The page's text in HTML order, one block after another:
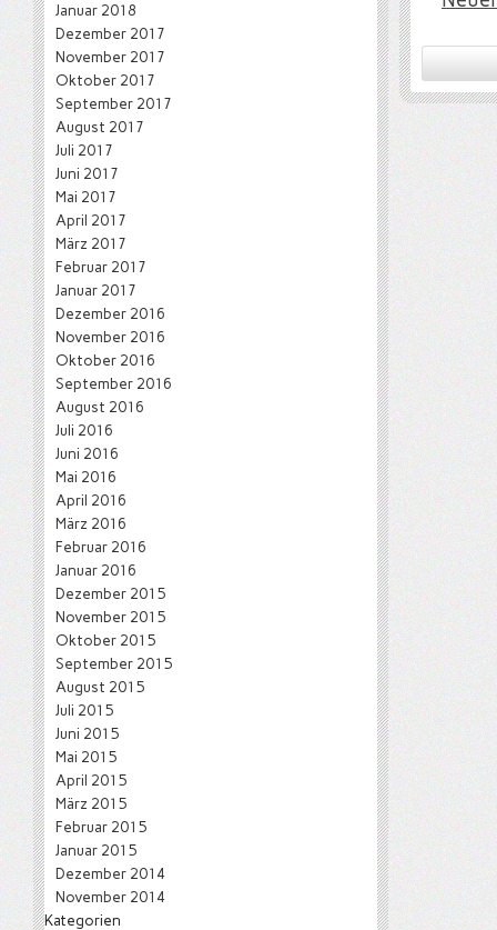
Januar 2018
Dezember 2017
November 2017
Oktober 2017
September 2017
August 2017
Juli 2017
Juni 2017
Mai 2017
April 2017
März 2017
Februar 2017
Januar 2017
Dezember 2016
November 2016
Oktober 2016
September 2016
August 2016
Juli 2016
Juni 2016
Mai 2016
April 2016
März 2016
Februar 2016
Januar 2016
Dezember 2015
November 2015
Oktober 2015
September 2015
August 2015
Juli 2015
Juni 2015
Mai 2015
April 2015
März 2015
Februar 2015
Januar 2015
Dezember 2014
November 2014
Kategorien